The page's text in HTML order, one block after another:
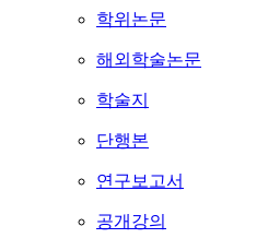
학위논문
해외학술논문
학술지
단행본
연구보고서
공개강의